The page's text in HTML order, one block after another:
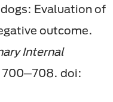
Evaluation of
outcome.
Internal
doi: